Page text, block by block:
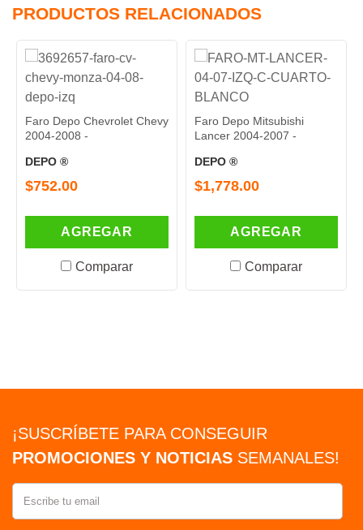
PRODUCTOS RELACIONADOS
Faro Depo Chevrolet Chevy
2004-2008 -
DEPO ®
$752.00
AGREGAR
Comparar
Faro Depo Mitsubishi
Lancer 2004-2007 -
DEPO ®
$1,778.00
AGREGAR
Comparar
¡SUSCRÍBETE PARA CONSEGUIR
PROMOCIONES Y NOTICIAS SEMANALES!